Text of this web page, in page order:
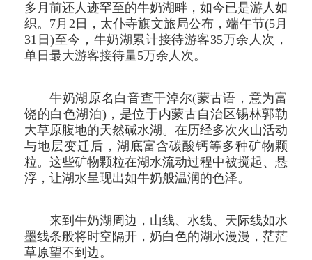
多月前还人迹罕至的牛奶湖畔，如今已是游人如
织。7月2日，太仆寺旗文旅局公布，端午节(5月
31日)至今，牛奶湖累计接待游客35万余人次，
单日最大游客接待量5万余人次。
牛奶湖原名白音查干淖尔(蒙古语，意为富
饶的白色湖泊)，是位于内蒙古自治区锡林郭勒
大草原腹地的天然碱水湖。在历经多次火山活动
与地层变迁后，湖底富含碳酸钙等多种矿物颗
粒。这些矿物颗粒在湖水流动过程中被搅起、悬
浮，让湖水呈现出如牛奶般温润的色泽。
来到牛奶湖周边，山线、水线、天际线如水
墨线条般将时空隔开，奶白色的湖水漫漫，茫茫
草原望不到边。